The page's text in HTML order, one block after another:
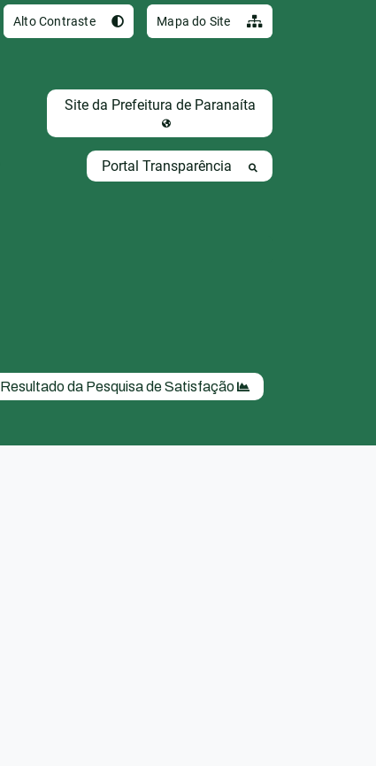
Alto Contraste Mapa do Site
Site da Prefeitura de Paranaíta
Portal Transparência
Resultado da Pesquisa de Satisfação